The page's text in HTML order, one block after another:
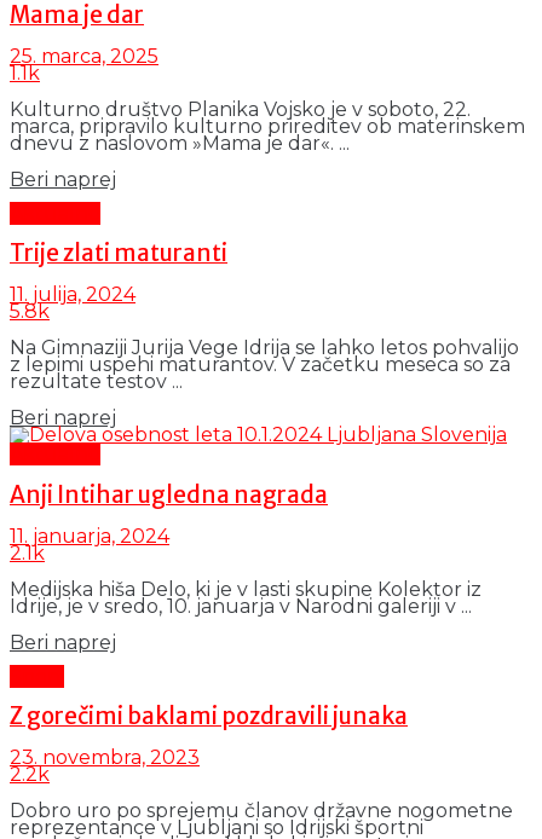
Mama je dar
25. marca, 2025
1.1k
Kulturno društvo Planika Vojsko je v soboto, 22.
marca, pripravilo kulturno prireditev ob materinskem
dnevu z naslovom »Mama je dar«. ...
Beri naprej
Trije zlati maturanti
11. julija, 2024
5.8k
Na Gimnaziji Jurija Vege Idrija se lahko letos pohvalijo
z lepimi uspehi maturantov. V začetku meseca so za
rezultate testov ...
Beri naprej
Anji Intihar ugledna nagrada
11. januarja, 2024
2.1k
Medijska hiša Delo, ki je v lasti skupine Kolektor iz
Idrije, je v sredo, 10. januarja v Narodni galeriji v ...
Beri naprej
Z gorečimi baklami pozdravili junaka
23. novembra, 2023
2.2k
Dobro uro po sprejemu članov državne nogometne
reprezentance v Ljubljani so Idrijski športni